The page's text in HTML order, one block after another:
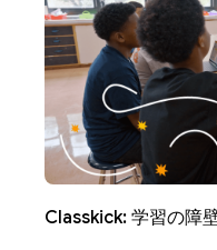
Classkick: 学習の障